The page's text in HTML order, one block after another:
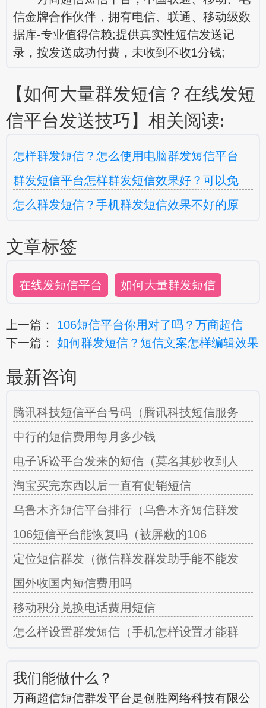
信金牌合作伙伴，拥有电信、联通、移动级数
据库-专业值得信赖;提供真实性短信发送记
录，按发送成功付费，未收到不收1分钱;
【如何大量群发短信？在线发短
信平台发送技巧】相关阅读:
怎样群发短信？怎么使用电脑群发短信平台
群发短信平台怎样群发短信效果好？可以免
怎么群发短信？手机群发短信效果不好的原
文章标签
在线发短信平台 如何大量群发短信
上一篇： 106短信平台你用对了吗？万商超信
下一篇： 如何群发短信？短信文案怎样编辑效果
最新咨询
腾讯科技短信平台号码（腾讯科技短信服务
中行的短信费用每月多少钱
电子诉讼平台发来的短信（莫名其妙收到人
淘宝买完东西以后一直有促销短信
乌鲁木齐短信平台排行（乌鲁木齐短信群发
106短信平台能恢复吗（被屏蔽的106
定位短信群发（微信群发群发助手能不能发
国外收国内短信费用吗
移动积分兑换电话费用短信
怎么样设置群发短信（手机怎样设置才能群
我们能做什么？
万商超信短信群发平台是创胜网络科技有限公